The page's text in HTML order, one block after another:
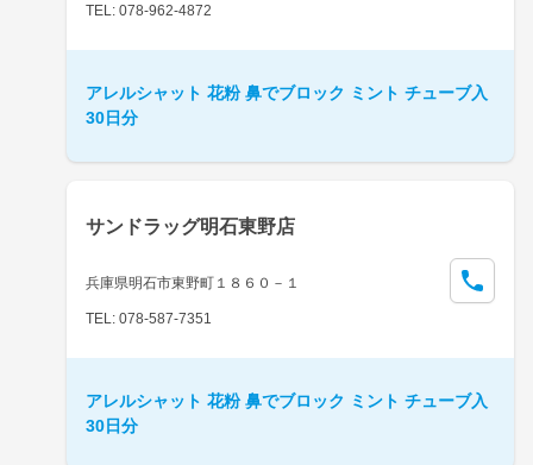
TEL: 078-962-4872
アレルシャット 花粉 鼻でブロック ミント チューブ入
30日分
サンドラッグ明石東野店
兵庫県明石市東野町１８６０－１
TEL: 078-587-7351
アレルシャット 花粉 鼻でブロック ミント チューブ入
30日分